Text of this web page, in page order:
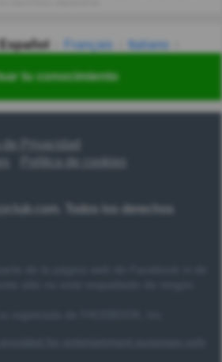
tu conocimiento
Español Français
Italiano
हिन्दी 한국어 汉语
de Privacidad
Todos los derechos